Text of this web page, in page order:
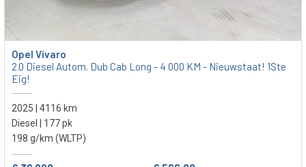
Opel Vivaro
2.0 Diesel Autom. Dub Cab Long - 4 000 KM - Nieuwstaat! 1Ste
Eig!
2025 | 4116 km
Diesel | 177 pk
198 g/km (WLTP)